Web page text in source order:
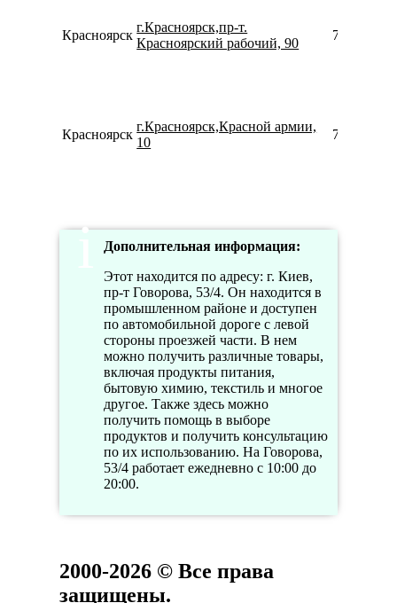
Красноярск
г.Красноярск,пр-т.
Красноярский рабочий, 90
Красноярск
г.Красноярск,Красной армии,
10
Дополнительная информация:
Этот находится по адресу: г. Киев,
пр-т Говорова, 53/4. Он находится в
промышленном районе и доступен
по автомобильной дороге с левой
стороны проезжей части. В нем
можно получить различные товары,
включая продукты питания,
бытовую химию, текстиль и многое
другое. Также здесь можно
получить помощь в выборе
продуктов и получить консультацию
по их использованию. На Говорова,
53/4 работает ежедневно с 10:00 до
20:00.
2000-2026 © Все права
защищены.